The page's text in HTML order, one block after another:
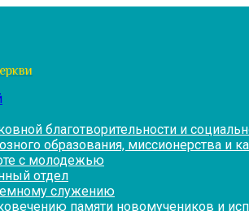
благотворительности и
образования, миссионерства и
с молодежью
отдел
служению
памяти новомучеников и